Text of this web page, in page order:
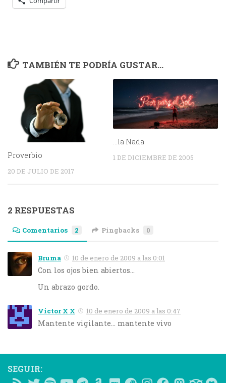
TAMBIÉN TE PODRÍA GUSTAR...
Proverbio
20 DE JULIO DE 2017
…la Nada
1 DE DICIEMBRE DE 2005
2 RESPUESTAS
Comentarios 2 Pingbacks 0
Bruma 10 de enero de 2009 a las 0:01
Con los ojos bien abiertos…
Un abrazo gordo.
Victor X X 10 de enero de 2009 a las 0:47
Mantente vigilante… mantente vivo
SEGUIR: